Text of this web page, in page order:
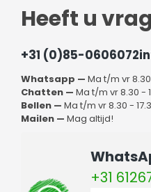
Heeft u
+31 (0)85-0606072
Whatsapp — Ma t/m vr 8.30
Chatten — Ma t/m vr 8.30 -
Bellen — Ma t/m vr 8.30 -
Mailen — Mag altijd!
+31